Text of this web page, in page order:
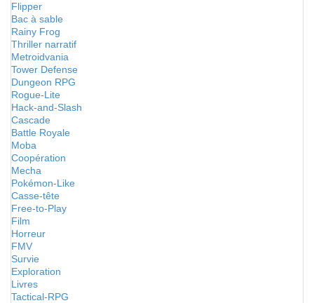
Flipper
Bac à sable
Rainy Frog
Thriller narratif
Metroidvania
Tower Defense
Dungeon RPG
Rogue-Lite
Hack-and-Slash
Cascade
Battle Royale
Moba
Coopération
Mecha
Pokémon-Like
Casse-tête
Free-to-Play
Film
Horreur
FMV
Survie
Exploration
Livres
Tactical-RPG